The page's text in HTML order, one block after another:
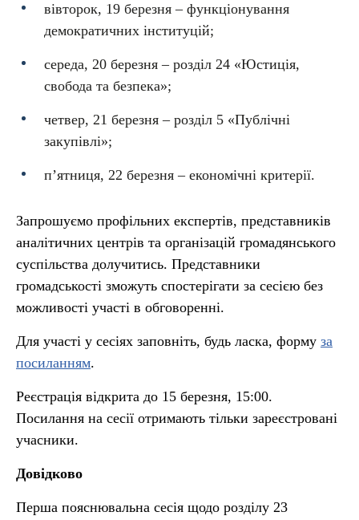
вівторок, 19 березня – функціонування
демократичних інституцій;
середа, 20 березня – розділ 24 «Юстиція,
свобода та безпека»;
четвер, 21 березня – розділ 5 «Публічні
закупівлі»;
п’ятниця, 22 березня – економічні критерії.
Запрошуємо профільних експертів, представників
аналітичних центрів та організацій громадянського
суспільства долучитись. Представники
громадськості зможуть спостерігати за сесією без
можливості участі в обговоренні.
Для участі у сесіях заповніть, будь ласка, форму за
посиланням.
Реєстрація відкрита до 15 березня, 15:00.
Посилання на сесії отримають тільки зареєстровані
учасники.
Довідково
Перша пояснювальна сесія щодо розділу 23